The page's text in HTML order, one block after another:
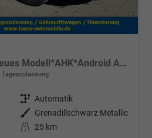
LIFE 1.5 eTSI DSG Neues Modell*AHK*Android Auto*SHZ*ACC*Kamera*5J Garantie*Klimaauto*
Tageszulassung
Getriebe Automatik
Außenfarbe
Grenadillschwarz Metallic
Kilometerstand
25 km